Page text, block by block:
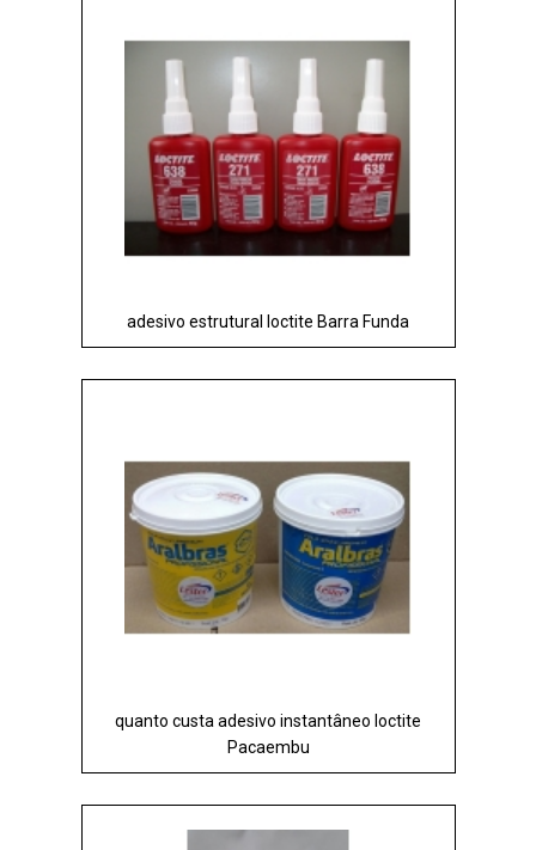
adesivo estrutural loctite Barra Funda
quanto custa adesivo instantâneo loctite
Pacaembu